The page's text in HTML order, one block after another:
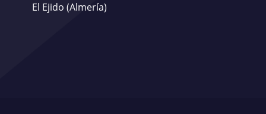
El Ejido (Almería)